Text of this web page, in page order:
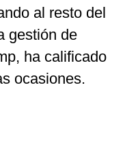
al resto del
gestión de
ha calificado
ocasiones.